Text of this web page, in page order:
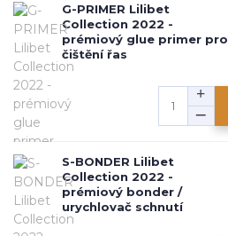
G-PRIMER Lilibet
Collection 2022 -
prémiový glue primer pro
čištění řas
S-BONDER Lilibet
Collection 2022 -
prémiový bonder /
urychlovač schnutí